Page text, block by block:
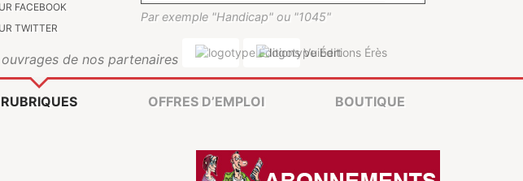
FACEBOOK
TWITTER
Par exemple "Handicap" ou "1045"
de nos partenaires
RUBRIQUES OFFRES D’EMPLOI BOUTIQUE